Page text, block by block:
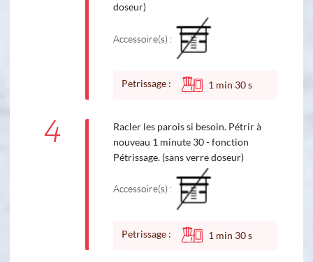
doseur)
Accessoire(s) :
Petrissage : 1 min 30s
4
Racler les parois si besoin. Pétrir à
nouveau 1 minute 30 - fonction
Pétrissage. (sans verre doseur)
Accessoire(s) :
Petrissage : 1 min 30s